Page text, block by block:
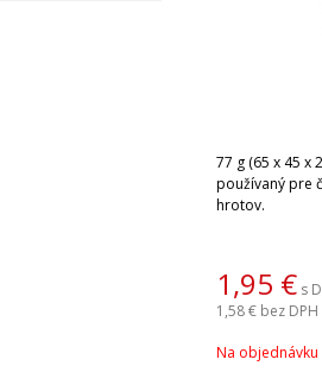
77 g (65 x 45 x
používaný pre
hrotov.
1,95 € s
1,58 € bez DPH
Na objednávku